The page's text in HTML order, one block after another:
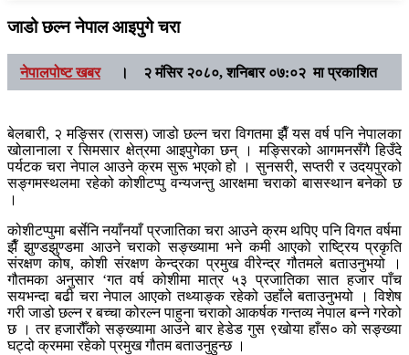
जाडो छल्न नेपाल आइपुगे चरा
नेपालपोष्ट खबर। २ मंसिर २०८०, शनिबार ०७:०२ मा प्रकाशित
बेलबारी, २ मङ्सिर (रासस) जाडो छल्न चरा विगतमा झैँ यस वर्ष पनि नेपालका
खोलानाला र सिमसार क्षेत्रमा आइपुगेका छन् । मङ्सिरको आगमनसँगै हिउँदे
पर्यटक चरा नेपाल आउने क्रम सुरू भएको हो । सुनसरी, सप्तरी र उदयपुरको
सङ्गमस्थलमा रहेको कोशीटप्पु वन्यजन्तु आरक्षमा चराको बासस्थान बनेको छ
।
कोशीटप्पुमा बर्सेनि नयाँनयाँ प्रजातिका चरा आउने क्रम थपिए पनि विगत वर्षमा
झैँ झुण्डझुण्डमा आउने चराको सङ्ख्यामा भने कमी आएको राष्ट्रिय प्रकृति
संरक्षण कोष, कोशी संरक्षण केन्द्रका प्रमुख वीरेन्द्र गौतमले बताउनुभयो ।
गौतमका अनुसार ‘गत वर्ष कोशीमा मात्र ५३ प्रजातिका सात हजार पाँच
सयभन्दा बढी चरा नेपाल आएको तथ्याङ्क रहेको उहाँले बताउनुभयो । विशेष
गरी जाडो छल्न र बच्चा कोरल्न पाहुना चराको आकर्षक गन्तव्य नेपाल बन्ने गरेको
छ । तर हजारौँको सङ्ख्यामा आउने बार हेडेड गुस ९खोया हाँस० को सङ्ख्या
घट्दो क्रममा रहेको प्रमुख गौतम बताउनुहुन्छ ।